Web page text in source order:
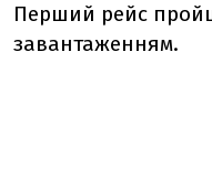
Перший рейс
завантаженням.